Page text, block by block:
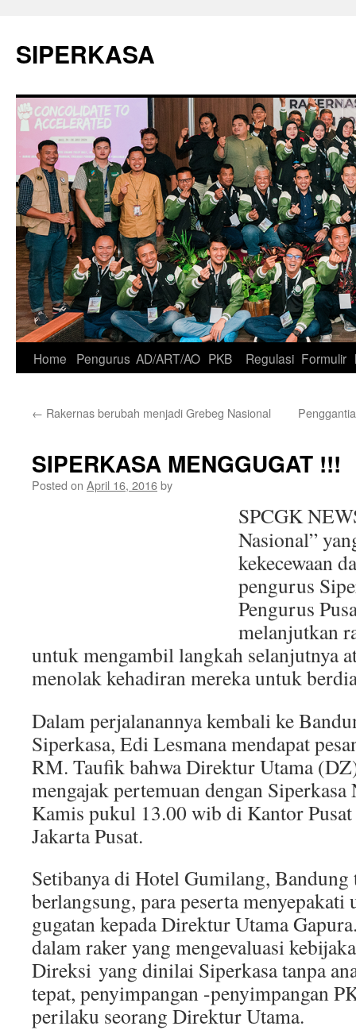
SIPERKASA
Skip
content
Home Pengurus AD/ART/AO PKB Regulasi Formulir
← Rakernas berubah menjadi Grebeg Nasional
SIPERKASA MENGGUGAT !!!
Posted on April 16, 2016by
SPCGK
Nasional”
kekecewaan
pengurus
Pengurus
melanjutkan
untuk mengambil langkah selanjutnya
menolak kehadiran mereka untuk
Dalam perjalanannya kembali ke
Siperkasa, Edi Lesmana mendapat
RM. Taufik bahwa Direktur Utama
mengajak pertemuan dengan
Kamis pukul 13.00 wib di Kantor
Jakarta Pusat.
Setibanya di Hotel Gumilang, Bandung
berlangsung, para peserta menyepakati
gugatan kepada Direktur Utama
dalam raker yang mengevaluasi
Direksi yang dinilai Siperkasa tanpa
tepat, penyimpangan -penyimpangan
perilaku seorang Direktur Utama.